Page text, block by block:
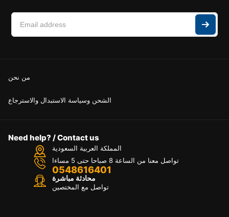
من نحن
الشحن وسياسة الاستبدال والاسترجاع
Need help? / Contact us
المملكة العربية السعودية
تواصل معنا من الساعة 8 صباحا حتى 5 مساءا
0548616401
محادثة مباشرة
تواصل مع المختصين